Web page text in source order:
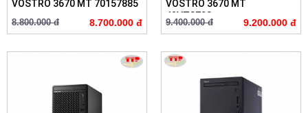
VOSTRO 3670 MT 70157885
8.800.000 đ 8.700.000 đ
VOSTRO 3670 MT
42VT3700...
9.400.000 đ 9.200.000 đ